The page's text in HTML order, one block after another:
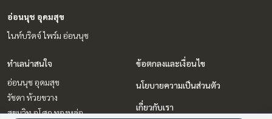
อ่อนนุช อุดมสุข
ไนท์บริดจ์ ไพร์ม อ่อนนุช
ทำเลน่าสนใจ
อ่อนนุช อุดมสุข
รัชดา ห้วยขวาง
สุขุมวิท อโศก ทองหล่อ
ข้อตกลงและเงื่อนไข
นโยบายความเป็นส่วนตัว
เกี่ยวกับเรา